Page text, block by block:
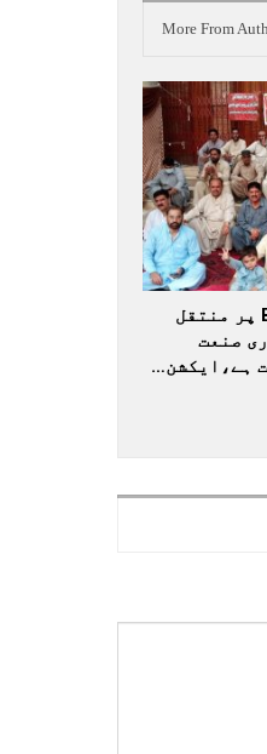
More From
اشتہارات کو BPPRA پر منتقل
صنعت
ہے،ایکشن…